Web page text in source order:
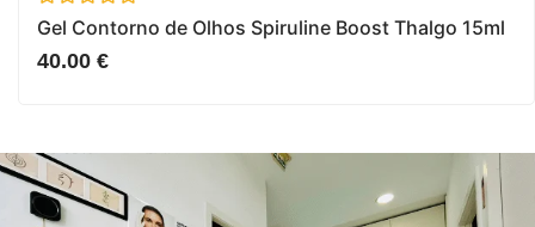
Avaliação
0
de
Gel Contorno de Olhos Spiruline Boost Thalgo 15ml
40.00 €